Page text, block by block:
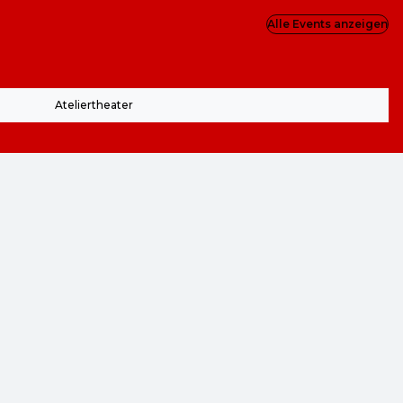
Ateliertheater
Alle Events anzeigen